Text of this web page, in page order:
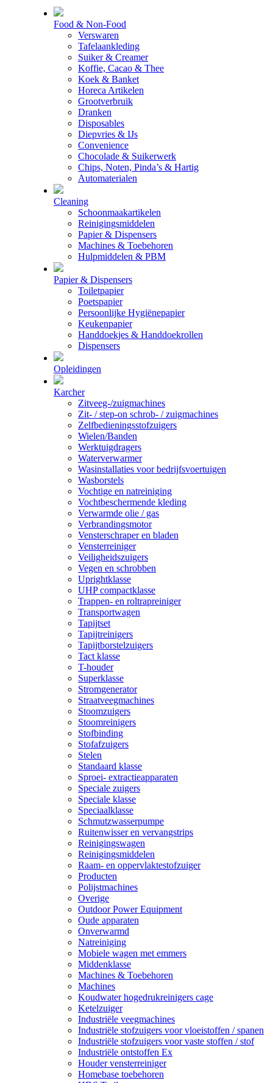
Food & Non-Food
Verswaren
Tafelaankleding
Suiker & Creamer
Koffie, Cacao & Thee
Koek & Banket
Horeca Artikelen
Grootverbruik
Dranken
Disposables
Diepvries & IJs
Convenience
Chocolade & Suikerwerk
Chips, Noten, Pinda’s & Hartig
Automaterialen
Cleaning
Schoonmaakartikelen
Reinigingsmiddelen
Papier & Dispensers
Machines & Toebehoren
Hulpmiddelen & PBM
Papier & Dispensers
Toiletpapier
Poetspapier
Persoonlijke Hygiënepapier
Keukenpapier
Handdoekjes & Handdoekrollen
Dispensers
Opleidingen
Karcher
Zitveeg-/zuigmachines
Zit- / step-on schrob- / zuigmachines
Zelfbedieningsstofzuigers
Wielen/Banden
Werktuigdragers
Waterverwarmer
Wasinstallaties voor bedrijfsvoertuigen
Wasborstels
Vochtige en natreiniging
Vochtbeschermende kleding
Verwarmde olie / gas
Verbrandingsmotor
Vensterschraper en bladen
Vensterreiniger
Veiligheidszuigers
Vegen en schrobben
Uprightklasse
UHP compactklasse
Trappen- en roltrapreiniger
Transportwagen
Tapijtset
Tapijtreinigers
Tapijtborstelzuigers
Tact klasse
T-houder
Superklasse
Stromgenerator
Straatveegmachines
Stoomzuigers
Stoomreinigers
Stofbinding
Stofafzuigers
Stelen
Standaard klasse
Sproei- extractieapparaten
Speciale zuigers
Speciale klasse
Speciaalklasse
Schmutzwasserpumpe
Ruitenwisser en vervangstrips
Reinigingswagen
Reinigingsmiddelen
Raam- en oppervlaktestofzuiger
Producten
Polijstmachines
Overige
Outdoor Power Equipment
Oude apparaten
Onverwarmd
Natreiniging
Mobiele wagen met emmers
Middenklasse
Machines & Toebehoren
Machines
Koudwater hogedrukreinigers cage
Ketelzuiger
Industriële veegmachines
Industriële stofzuigers voor vloeistoffen / spanen
Industriële stofzuigers voor vaste stoffen / stof
Industriële ontstoffen Ex
Houder vensterreiniger
Homebase toebehoren